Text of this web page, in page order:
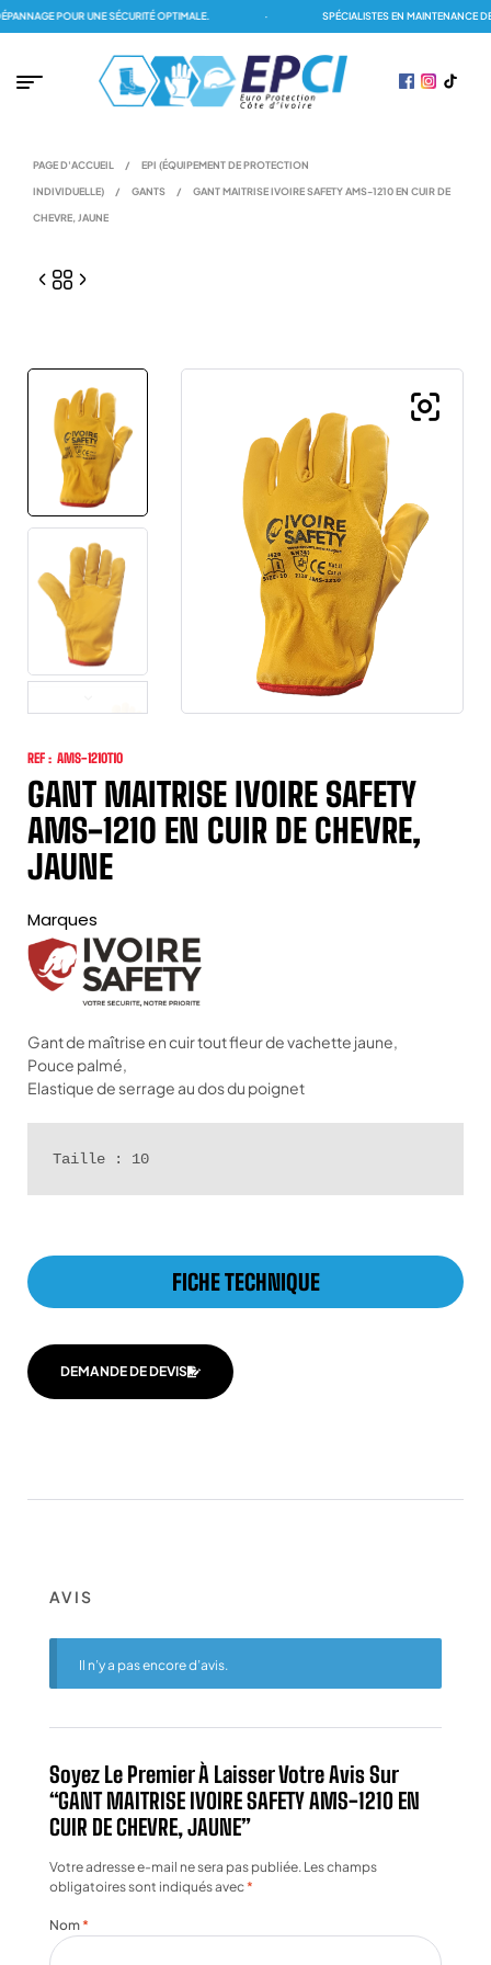
POUR UNE SÉCURITÉ OPTIMALE. SPÉCIALISTES EN MAINTENANCE
PAGE D'ACCUEIL / EPI (ÉQUIPEMENT DE PROTECTION
INDIVIDUELLE) / GANTS / GANT MAITRISE IVOIRE SAFETY AMS-1210 EN CUIR DE
CHEVRE, JAUNE
REF : AMS-1210T10
GANT MAITRISE IVOIRE SAFETY
AMS-1210 EN CUIR DE CHEVRE,
JAUNE
Marques
Gant de maîtrise en cuir tout fleur de vachette jaune,
Pouce palmé,
Elastique de serrage au dos du poignet
Taille : 10
FICHE TECHNIQUE
DEMANDE DE DEVIS
AVIS
Il n’y a pas encore d’avis.
Soyez Le Premier À Laisser Votre Avis Sur
“GANT MAITRISE IVOIRE SAFETY AMS-1210 EN
CUIR DE CHEVRE, JAUNE”
Votre adresse e-mail ne sera pas publiée. Les champs
obligatoires sont indiqués avec*
Nom *